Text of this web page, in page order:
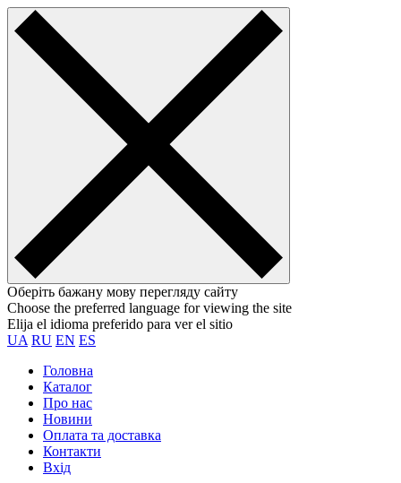
Оберіть бажану мову перегляду сайту
Choose the preferred language for viewing the site
Elija el idioma preferido para ver el sitio
UA RU EN ES
Головна
Каталог
Про нас
Новини
Оплата та доставка
Контакти
Вхiд